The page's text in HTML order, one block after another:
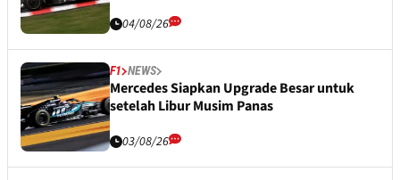
04/08/26
F1 NEWS
Mercedes Siapkan Upgrade Besar untuk
setelah Libur Musim Panas
03/08/26